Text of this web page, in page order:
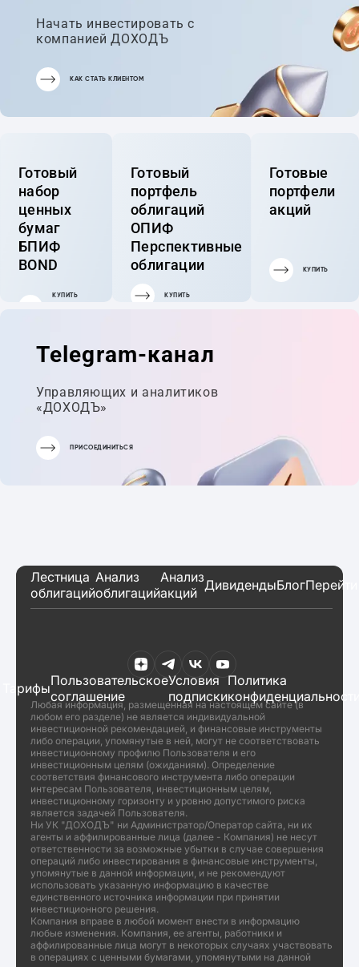
Начать инвестировать с
компанией ДОХОДЪ
КАК СТАТЬ КЛИЕНТОМ
Готовый
набор
ценных
бумаг
БПИФ
BOND
КУПИТЬ
Готовый
портфель
облигаций
ОПИФ
Перспективные
облигации
КУПИТЬ
Готовые
портфели
акций
КУПИТЬ
Telegram-канал
Управляющих и аналитиков
«ДОХОДЪ»
ПРИСОЕДИНИТЬСЯ
Лестница
облигаций
Анализ
облигаций
Анализ
акций ДивидендыБлог
ТарифыПользовательское
соглашение
Условия
подписки
Политика
Любая информация, размещенная на настоящем сайте (в
любом его разделе) не является индивидуальной
инвестиционной рекомендацией, и финансовые инструменты
либо операции, упомянутые в ней, могут не соответствовать
инвестиционному профилю Пользователя и его
инвестиционным целям (ожиданиям). Определение
соответствия финансового инструмента либо операции
интересам Пользователя, инвестиционным целям,
инвестиционному горизонту и уровню допустимого риска
является задачей Пользователя.
Ни УК "ДОХОДЪ" ни Администратор/Оператор сайта, ни их
агенты и аффилированные лица (далее - Компания) не несут
ответственности за возможные убытки в случае совершения
операций либо инвестирования в финансовые инструменты,
упомянутые в данной информации, и не рекомендуют
использовать указанную информацию в качестве
единственного источника информации при принятии
инвестиционного решения.
Компания вправе в любой момент внести в информацию
любые изменения. Компания, ее агенты, работники и
аффилированные лица могут в некоторых случаях участвовать
в операциях с ценными бумагами, упомянутыми на данной